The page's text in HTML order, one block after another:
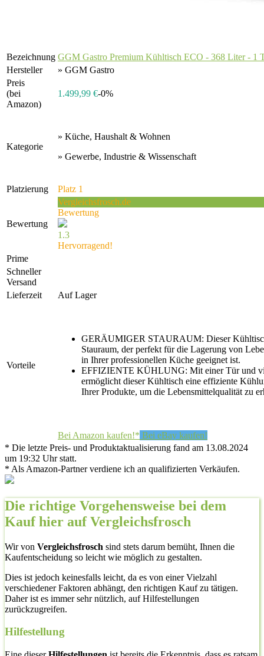
Bezeichnung GGM Gastro Premium Kühltisch ECO - 368 Liter - 1
Hersteller
» GGM Gastro
Preis
(bei
Amazon)
1.499,99 €-0%
Kategorie
» Küche, Haushalt & Wohnen
» Gewerbe, Industrie & Wissenschaft
Platzierung Platz 1
Bewertung
Vergleichsfrosch.de
Bewertung
1.3
Hervorragend!
Prime
Schneller
Versand
Lieferzeit
Auf Lager
Vorteile
GERÄUMIGER STAURAUM: Dieser
Stauraum, der perfekt für die Lagerung von
in Ihrer professionellen Küche geeignet ist.
EFFIZIENTE KÜHLUNG: Mit einer Tür und
ermöglicht dieser Kühltisch eine effiziente
Ihrer Produkte, um die Lebensmittelqualität zu
Bei Amazon kaufen!* Bei eBay kaufen!
* Die letzte Preis- und Produktaktualisierung fand am 13.08.2024
um 19:32 Uhr statt.
* Als Amazon-Partner verdiene ich an qualifizierten Verkäufen.
Die richtige Vorgehensweise bei dem
Kauf hier auf Vergleichsfrosch
Wir von Vergleichsfrosch sind stets darum bemüht, Ihnen die
Kaufentscheidung so leicht wie möglich zu gestalten.
Dies ist jedoch keinesfalls leicht, da es von einer Vielzahl
verschiedener Faktoren abhängt, den richtigen Kauf zu tätigen.
Daher ist es immer sehr nützlich, auf Hilfestellungen
zurückzugreifen.
Hilfestellung